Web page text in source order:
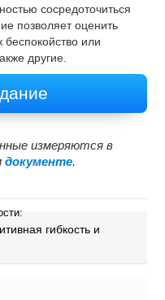
сосредоточиться
позволяет оценить
беспокойство или
другие.
измеряются в
документе.
гибкость и